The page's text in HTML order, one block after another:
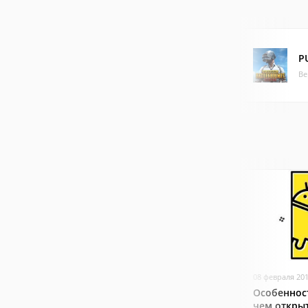
08 февраля